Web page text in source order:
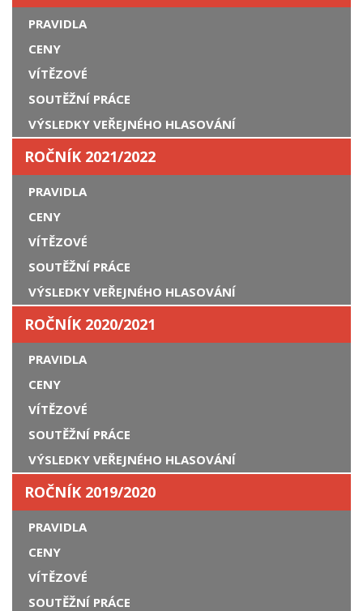
PRAVIDLA
CENY
VÍTĚZOVÉ
SOUTĚŽNÍ PRÁCE
VÝSLEDKY VEŘEJNÉHO HLASOVÁNÍ
ROČNÍK 2021/2022
PRAVIDLA
CENY
VÍTĚZOVÉ
SOUTĚŽNÍ PRÁCE
VÝSLEDKY VEŘEJNÉHO HLASOVÁNÍ
ROČNÍK 2020/2021
PRAVIDLA
CENY
VÍTĚZOVÉ
SOUTĚŽNÍ PRÁCE
VÝSLEDKY VEŘEJNÉHO HLASOVÁNÍ
ROČNÍK 2019/2020
PRAVIDLA
CENY
VÍTĚZOVÉ
SOUTĚŽNÍ PRÁCE